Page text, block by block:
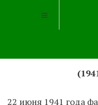
22 июня 1941 года